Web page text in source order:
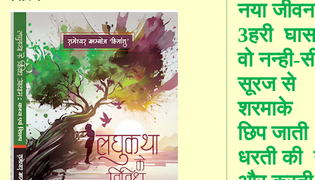
नया जीवन
3हरी
वो
सूरज से
शरमाके
छिप जाती
धरती की